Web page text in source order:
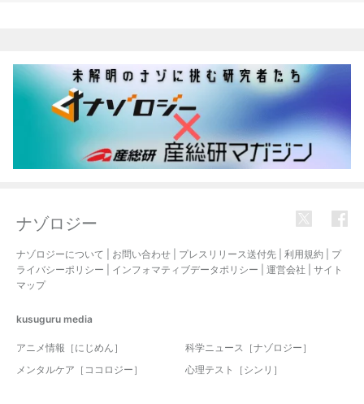
ナゾロジー
ナゾロジーについて お問い合わせ プレスリリース送付先 利用規約
プ
ライバシーポリシー
インフォマティブデータポリシー 運営会社
サイト
マップ
kusuguru media
アニメ情報［にじめん］
科学ニュース［ナゾロジー］
メンタルケア［ココロジー］
心理テスト［シンリ］